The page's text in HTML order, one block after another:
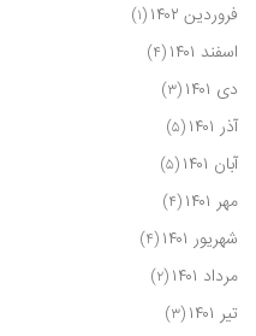
فروردین ۱۴۰۲ (۱)
اسفند ۱۴۰۱ (۴)
دی ۱۴۰۱ (۳)
آذر ۱۴۰۱ (۵)
آبان ۱۴۰۱ (۵)
مهر ۱۴۰۱ (۴)
شهریور ۱۴۰۱ (۴)
مرداد ۱۴۰۱ (۲)
تیر ۱۴۰۱ (۳)